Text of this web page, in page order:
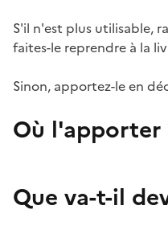
S'il n'est plus utilisable,
faites-le reprendre à la
Sinon, apportez-le en
Où l'apporter
Que va-t-il